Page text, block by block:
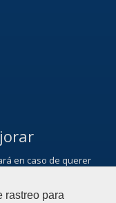
rastreo para
en caso de querer